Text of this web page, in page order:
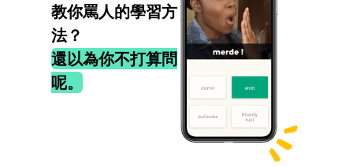
教你罵人的學習方
法？
還以為你不打算問
呢。